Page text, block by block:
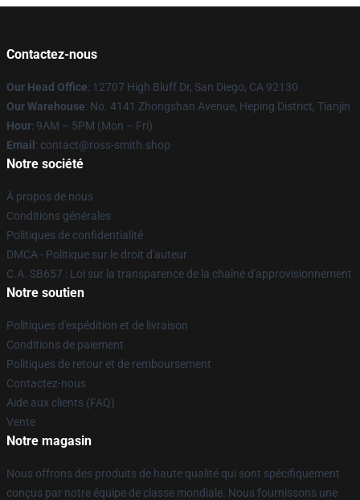
Contactez-nous
Our Head Office: 12707 High Bluff Dr, San Diego, CA 92130
Our Warehouse: No. 4141 Zhongshan Avenue, Heping District, Tianjin
Hour: 9AM – 5PM (Mon – Fri)
Email : contact@ross-smith.shop
Notre société
À propos de nous
Conditions générales
Politiques de confidentialité
DMCA - Politique sur le droit d'auteur
C.A. SB657 : Loi sur la transparence de la chaîne d'approvisionnement
Notre soutien
Politiques d'expédition et de livraison
Conditions de paiement
Politiques de retour et de remboursement
Contactez-nous
Aide aux clients (FAQ)
Vente
Notre magasin
Nous offrons des produits de haute qualité qui sont spécifiquement
conçus par notre équipe de classe mondiale. Nous fournissons une